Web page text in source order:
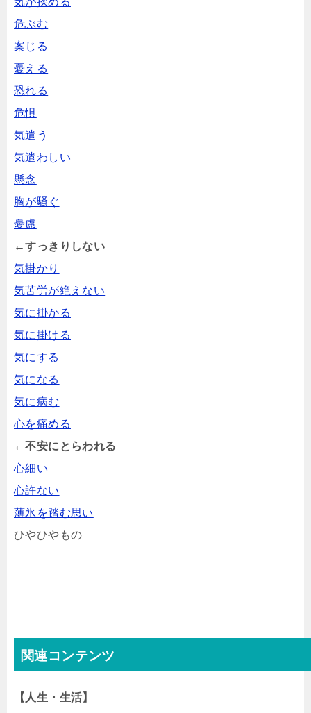
危ぶむ
案じる
憂える
恐れる
危惧
気遣う
気遣わしい
懸念
胸が騒ぐ
憂慮
←すっきりしない
気掛かり
気苦労が絶えない
気に掛かる
気に掛ける
気にする
気になる
気に病む
心を痛める
←不安にとらわれる
心細い
心許ない
薄氷を踏む思い
ひやひやもの
関連コンテンツ
【人生・生活】